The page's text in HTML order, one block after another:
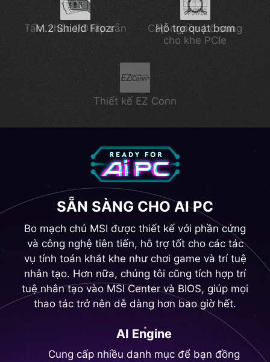
Tấm chắn I/O lắp sẵn
Cấp nguồn bổ sung
cho khe PCIe
Thiết kế EZ Conn
Wi-Fi 7 mới nhất Hỗ trợ DDR5
Lightning Gen 5
M.2 Shield Frozr Hỗ trợ quạt bơm
SẴN SÀNG CHO AI PC
Bo mạch chủ MSI được thiết kế với phần cứng
và công nghệ tiên tiến, hỗ trợ tốt cho các tác
vụ tính toán khắt khe như chơi game và trí tuệ
nhân tạo. Hơn nữa, chúng tôi cũng tích hợp trí
tuệ nhân tạo vào MSI Center và BIOS, giúp mọi
thao tác trở nên dễ dàng hơn bao giờ hết.
AI Engine
Cung cấp nhiều danh mục để bạn đồng